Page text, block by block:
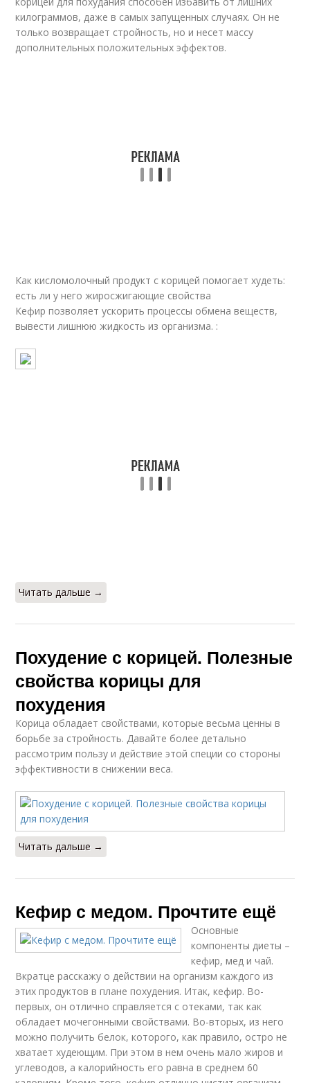
Кефир для похудения Кефир для здоровья
килограммов, даже в самых запущенных случаях. Он не
только возвращает стройность, но и несет массу
дополнительных положительных эффектов.
Как кисломолочный продукт с корицей помогает худеть:
есть ли у него жиросжигающие свойства
Кефир позволяет ускорить процессы обмена веществ,
вывести лишнюю жидкость из организма. :
Читать дальше →
Похудение с корицей. Полезные
свойства корицы для
похудения
Корица обладает свойствами, которые весьма ценны в
борьбе за стройность. Давайте более детально
рассмотрим пользу и действие этой специи со стороны
эффективности в снижении веса.
Читать дальше →
Кефир с медом. Прочтите ещё
Основные
компоненты диеты –
кефир, мед и чай.
Вкратце расскажу о действии на организм каждого из
этих продуктов в плане похудения. Итак, кефир. Во-
первых, он отлично справляется с отеками, так как
обладает мочегонными свойствами. Во-вторых, из него
можно получить белок, которого, как правило, остро не
хватает худеющим. При этом в нем очень мало жиров и
углеводов, а калорийность его равна в среднем 60